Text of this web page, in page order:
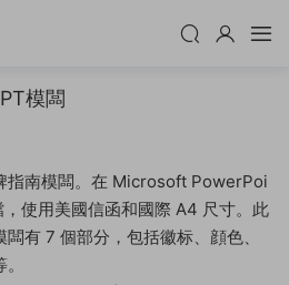
模闆
指南模闆。在 Microsoft PowerPoi
使用美國信函和國際 A4 尺寸。此
有 7 個部分，包括徽标、顔色、